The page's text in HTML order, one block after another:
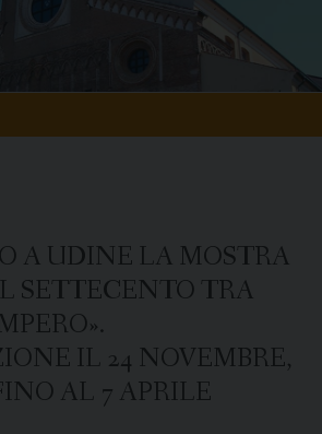
A UDINE LA MOSTRA
SETTECENTO TRA
IL 24 NOVEMBRE,
AL 7 APRILE